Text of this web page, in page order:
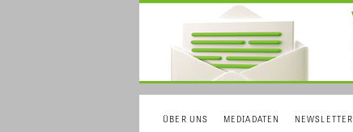
ÜBER UNS MEDIADATEN NEWSLETTER